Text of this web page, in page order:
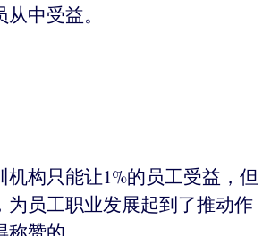
中受益。
机构只能让1%的员工受益，但
为员工职业发展起到了推动作